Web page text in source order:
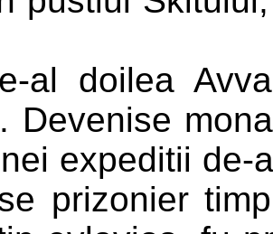
al doilea
Devenise
expeditii de-
prizonier